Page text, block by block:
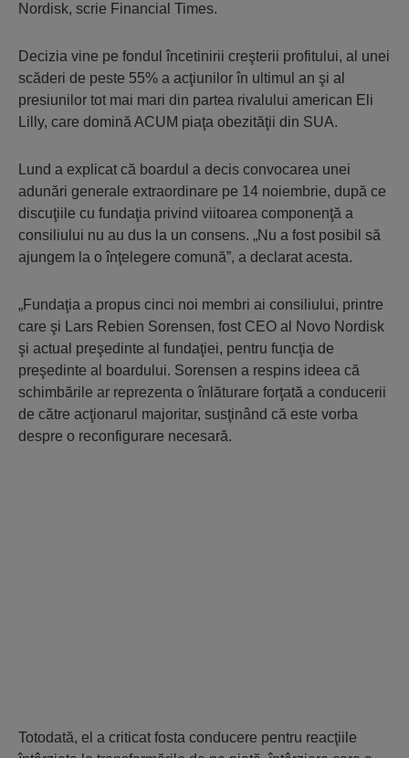
Nordisk, scrie Financial Times.
Decizia vine pe fondul încetinirii creşterii profitului, al unei
scăderi de peste 55% a acţiunilor în ultimul an şi al
presiunilor tot mai mari din partea rivalului american Eli
Lilly, care domină ACUM piaţa obezităţii din SUA.
Lund a explicat că boardul a decis convocarea unei
adunări generale extraordinare pe 14 noiembrie, după ce
discuţiile cu fundaţia privind viitoarea componenţă a
consiliului nu au dus la un consens. „Nu a fost posibil să
ajungem la o înţelegere comună”, a declarat acesta.
„Fundaţia a propus cinci noi membri ai consiliului, printre
care şi Lars Rebien Sorensen, fost CEO al Novo Nordisk
şi actual preşedinte al fundaţiei, pentru funcţia de
preşedinte al boardului. Sorensen a respins ideea că
schimbările ar reprezenta o înlăturare forţată a conducerii
de către acţionarul majoritar, susţinând că este vorba
despre o reconfigurare necesară.
Totodată, el a criticat fosta conducere pentru reacţiile